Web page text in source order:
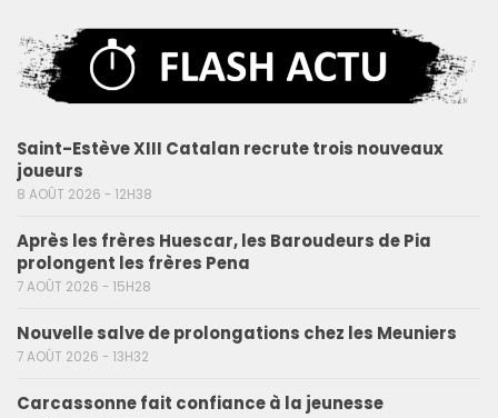
Saint-Estève XIII Catalan recrute trois nouveaux
joueurs
8 AOÛT 2026 - 12H38
Après les frères Huescar, les Baroudeurs de Pia
prolongent les frères Pena
7 AOÛT 2026 - 15H28
Nouvelle salve de prolongations chez les Meuniers
7 AOÛT 2026 - 13H32
Carcassonne fait confiance à la jeunesse